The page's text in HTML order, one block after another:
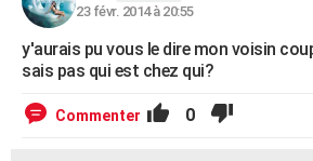
23 févr. 2014 à 20:55
y'aurais pu vous le dire mon voisin
sais pas qui est chez qui?
Commenter 0